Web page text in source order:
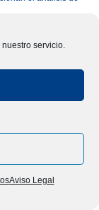
servicio.
Aviso Legal
puede aliviar
seguro: te